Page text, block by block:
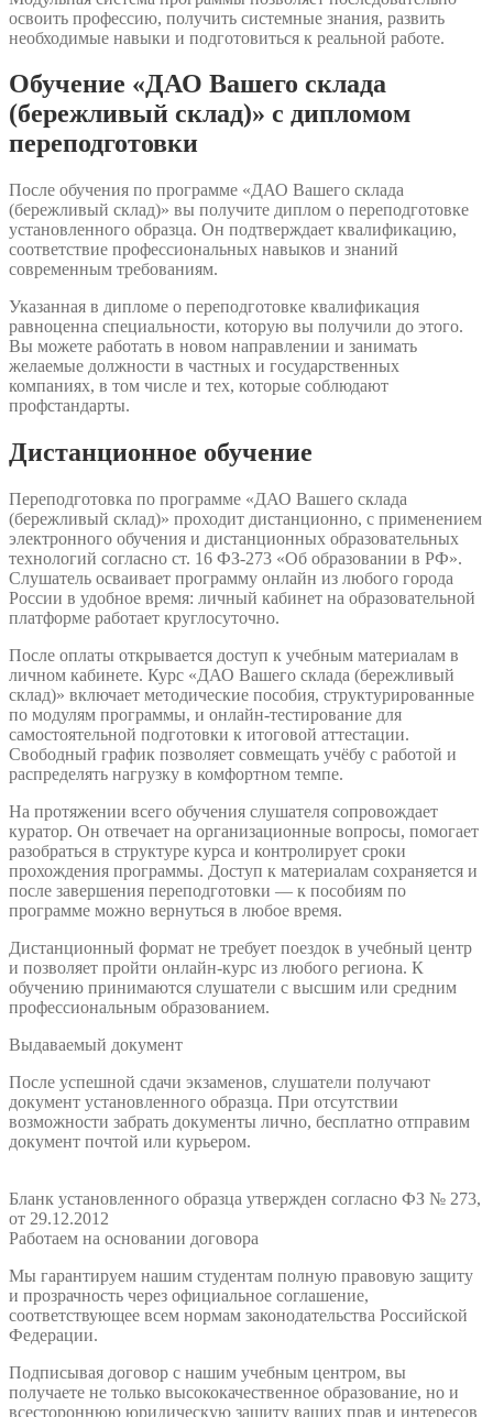
освоить профессию, получить системные знания, развить
необходимые навыки и подготовиться к реальной работе.
Обучение «ДАО Вашего склада
(бережливый склад)» с дипломом
переподготовки
После обучения по программе «ДАО Вашего склада
(бережливый склад)» вы получите диплом о переподготовке
установленного образца. Он подтверждает квалификацию,
соответствие профессиональных навыков и знаний
современным требованиям.
Указанная в дипломе о переподготовке квалификация
равноценна специальности, которую вы получили до этого.
Вы можете работать в новом направлении и занимать
желаемые должности в частных и государственных
компаниях, в том числе и тех, которые соблюдают
профстандарты.
Дистанционное обучение
Переподготовка по программе «ДАО Вашего склада
(бережливый склад)» проходит дистанционно, с применением
электронного обучения и дистанционных образовательных
технологий согласно ст. 16 ФЗ-273 «Об образовании в РФ».
Слушатель осваивает программу онлайн из любого города
России в удобное время: личный кабинет на образовательной
платформе работает круглосуточно.
После оплаты открывается доступ к учебным материалам в
личном кабинете. Курс «ДАО Вашего склада (бережливый
склад)» включает методические пособия, структурированные
по модулям программы, и онлайн-тестирование для
самостоятельной подготовки к итоговой аттестации.
Свободный график позволяет совмещать учёбу с работой и
распределять нагрузку в комфортном темпе.
На протяжении всего обучения слушателя сопровождает
куратор. Он отвечает на организационные вопросы, помогает
разобраться в структуре курса и контролирует сроки
прохождения программы. Доступ к материалам сохраняется и
после завершения переподготовки — к пособиям по
программе можно вернуться в любое время.
Дистанционный формат не требует поездок в учебный центр
и позволяет пройти онлайн-курс из любого региона. К
обучению принимаются слушатели с высшим или средним
профессиональным образованием.
Выдаваемый документ
После успешной сдачи экзаменов, слушатели получают
документ установленного образца. При отсутствии
возможности забрать документы лично, бесплатно отправим
документ почтой или курьером.
Бланк установленного образца утвержден согласно ФЗ № 273,
от 29.12.2012
Работаем на основании договора
Мы гарантируем нашим студентам полную правовую защиту
и прозрачность через официальное соглашение,
соответствующее всем нормам законодательства Российской
Федерации.
Подписывая договор с нашим учебным центром, вы
получаете не только высококачественное образование, но и
всестороннюю юридическую защиту ваших прав и интересов